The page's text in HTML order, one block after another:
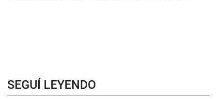
SEGUÍ LEYENDO